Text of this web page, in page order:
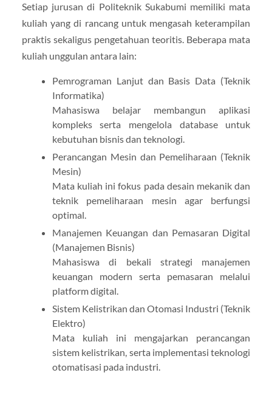
Setiap jurusan di Politeknik Sukabumi memiliki mata
kuliah yang di rancang untuk mengasah keterampilan
praktis sekaligus pengetahuan teoritis. Beberapa mata
kuliah unggulan antara lain:
Pemrograman Lanjut dan Basis Data (Teknik
Informatika)
Mahasiswa belajar membangun aplikasi
kompleks serta mengelola database untuk
kebutuhan bisnis dan teknologi.
Perancangan Mesin dan Pemeliharaan (Teknik
Mesin)
Mata kuliah ini fokus pada desain mekanik dan
teknik pemeliharaan mesin agar berfungsi
optimal.
Manajemen Keuangan dan Pemasaran Digital
(Manajemen Bisnis)
Mahasiswa di bekali strategi manajemen
keuangan modern serta pemasaran melalui
platform digital.
Sistem Kelistrikan dan Otomasi Industri (Teknik
Elektro)
Mata kuliah ini mengajarkan perancangan
sistem kelistrikan, serta implementasi teknologi
otomatisasi pada industri.